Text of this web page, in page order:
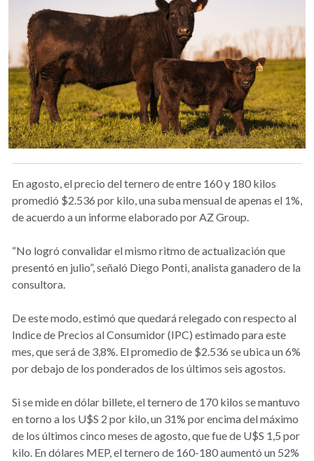
En agosto, el precio del ternero de entre 160 y 180 kilos
promedió $2.536 por kilo, una suba mensual de apenas el 1%,
de acuerdo a un informe elaborado por AZ Group.
“No logró convalidar el mismo ritmo de actualización que
presentó en julio”, señaló Diego Ponti, analista ganadero de la
consultora.
De este modo, estimó que quedará relegado con respecto al
Indice de Precios al Consumidor (IPC) estimado para este
mes, que será de 3,8%. El promedio de $2.536 se ubica un 6%
por debajo de los ponderados de los últimos seis agostos.
Si se mide en dólar billete, el ternero de 170 kilos se mantuvo
en torno a los U$S 2 por kilo, un 31% por encima del máximo
de los últimos cinco meses de agosto, que fue de U$S 1,5 por
kilo. En dólares MEP, el ternero de 160-180 aumentó un 52%